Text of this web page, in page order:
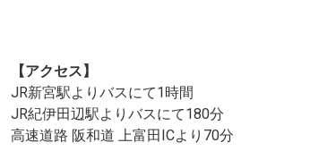
【アクセス】
JR新宮駅よりバスにて1時間
JR紀伊田辺駅よりバスにて180分
高速道路 阪和道 上富田ICより70分